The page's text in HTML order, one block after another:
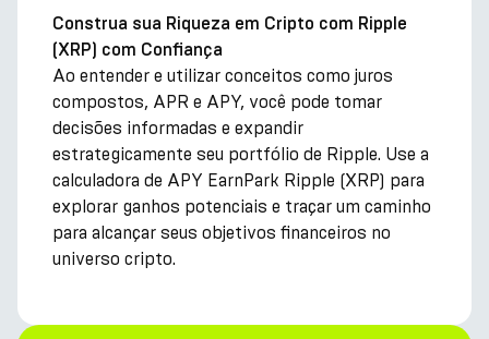
Construa sua Riqueza em Cripto com Ripple
(XRP) com Confiança
Ao entender e utilizar conceitos como juros
compostos, APR e APY, você pode tomar
decisões informadas e expandir
estrategicamente seu portfólio de Ripple. Use a
calculadora de APY EarnPark Ripple (XRP) para
explorar ganhos potenciais e traçar um caminho
para alcançar seus objetivos financeiros no
universo cripto.